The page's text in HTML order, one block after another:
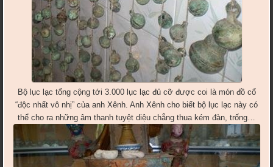
Bộ lục lạc tổng cộng tới 3.000 lục lạc đủ cỡ được coi là món đồ cổ
“độc nhất vô nhị” của anh Xênh. Anh Xênh cho biết bộ lục lạc này có
thể cho ra những âm thanh tuyệt diệu chẳng thua kém đàn, trống…